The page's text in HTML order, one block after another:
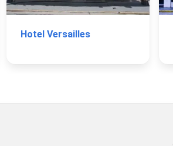
Hotel Versailles